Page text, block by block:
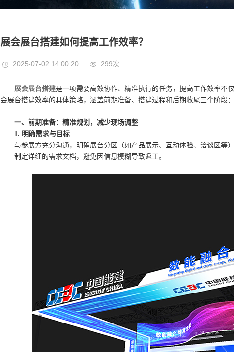
展会展台搭建如何提高工作效率？
2025-07-02 14:00:20 299次
展会展台搭建是一项需要高效协作、精准执行的任务，提高工作效率不
会展台搭建效率的具体策略，涵盖前期准备、搭建过程和后期收尾三个阶段：
一、前期准备：精准规划，减少现场调整
1. 明确需求与目标
与参展方充分沟通，明确展台分区（如产品展示、互动体验、洽谈区等
制定详细的需求文档，避免因信息模糊导致返工。